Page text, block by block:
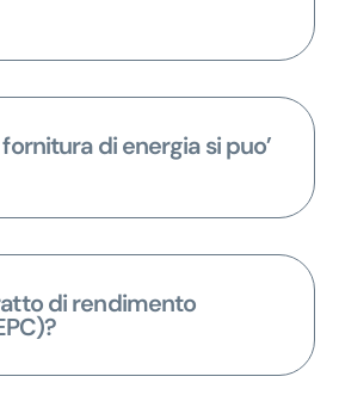
di energia si puo’
di rendimento